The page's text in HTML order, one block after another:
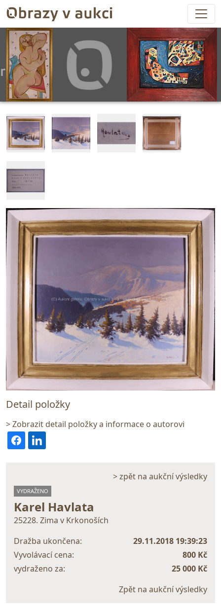
Detail položky
> Zobrazit detail položky a informace o autorovi
> zpět na aukční výsledky
VYDRAŽENO
Karel Havlata
25228. Zima v Krkonoších
Dražba ukončena:
29.11.2018 19:39:23
Vyvolávací cena:
800 Kč
vydraženo za:
25 000 Kč
Zpět na aukční výsledky